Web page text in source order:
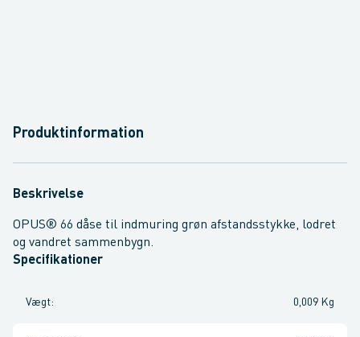
Produktinformation
Beskrivelse
OPUS® 66 dåse til indmuring grøn afstandsstykke, lodret
og vandret sammenbygn.
Specifikationer
Vægt: 0,009 Kg